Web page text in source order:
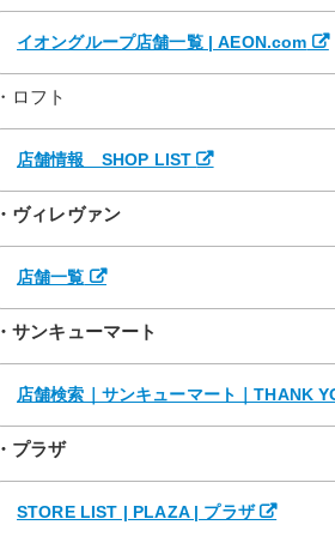
イオングループ店舗一覧 | AEON.com
・ロフト
店舗情報 SHOP LIST
・ヴィレヴァン
店舗一覧
・サンキューマート
店舗検索｜サンキューマート｜THANK
・プラザ
STORE LIST | PLAZA | プラザ